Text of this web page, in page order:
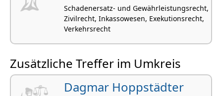
Schadenersatz- und Gewährleistungsrecht,
Zivilrecht, Inkassowesen, Exekutionsrecht,
Verkehrsrecht
Zusätzliche Treffer im Umkreis
Dagmar Hoppstädter